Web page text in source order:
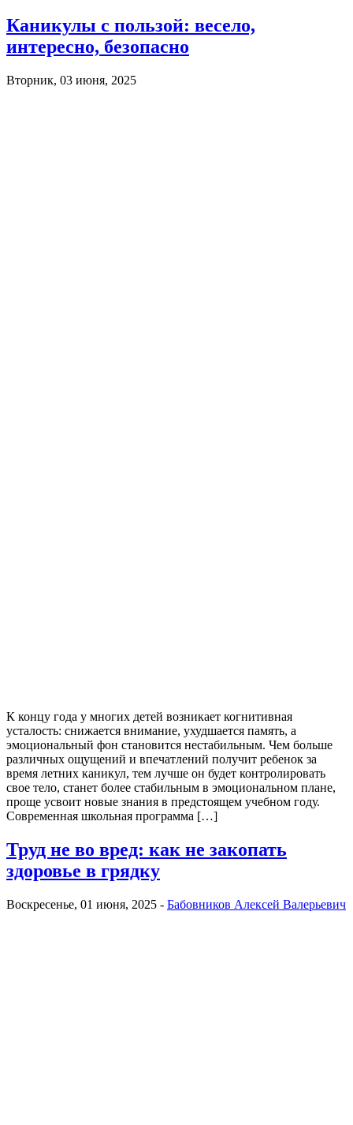
Каникулы с пользой: весело,
интересно, безопасно
Вторник, 03 июня, 2025
К концу года у многих детей возникает когнитивная
усталость: снижается внимание, ухудшается память, а
эмоциональный фон становится нестабильным. Чем больше
различных ощущений и впечатлений получит ребенок за
время летних каникул, тем лучше он будет контролировать
свое тело, станет более стабильным в эмоциональном плане,
проще усвоит новые знания в предстоящем учебном году.
Современная школьная программа […]
Труд не во вред: как не закопать
здоровье в грядку
Воскресенье, 01 июня, 2025 - Бабовников Алексей Валерьевич